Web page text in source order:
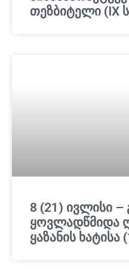
თეზბიტელი (IX
8 (21) ივლისი –
ყოვლადწმიდა
ყაზანის ხატისა